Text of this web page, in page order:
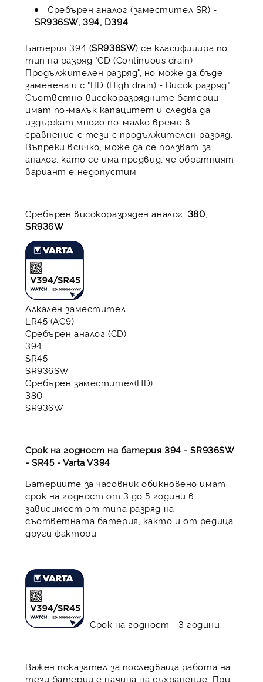
Сребърен аналог (заместител SR) -
SR936SW, 394, D394
Батерия 394 (SR936SW) се класифицира по
тип на разряд "CD (Continuous drain) -
Продължителен разряд", но може да бъде
заменена и с "HD (High drain) - Висок разряд".
Съответно високоразрядните батерии
имат по-малък капацитет и следва да
издържат много по-малко време в
сравнение с тези с продължителен разряд.
Въпреки всичко, може да се ползват за
аналог, като се има предвид, че обратният
вариант е недопустим.
Сребърен високоразряден аналог: 380,
SR936W
Алкален заместител
LR45 (AG9)
Сребърен аналог (CD)
394
SR45
SR936SW
Сребърен заместител(HD)
380
SR936W
Срок на годност на батерия 394 - SR936SW
- SR45 - Varta V394
Батериите за часовник обикновено имат
срок на годност от 3 до 5 години в
зависимост от типа разряд на
съответната батерия, както и от редица
други фактори.
Срок на годност - 3 години.
Важен показател за последваща работа на
тези батерии е начина на съхранение. При